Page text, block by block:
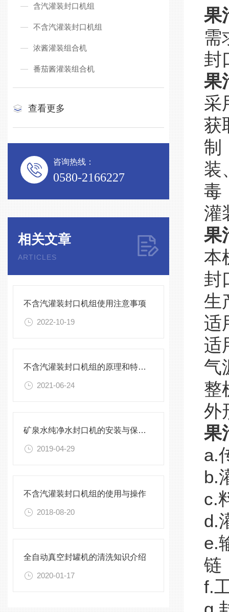
含汽灌装封口机组
不含汽灌装封口机组
浓酱灌装组合机
番茄酱灌装组合机
查看更多
咨询热线：
0580-2166227
相关文章
ARTICLES
不含汽灌装封口机组使用注意事项
2022-10-19
不含汽灌装封口机组的原理和特点介绍
2021-06-24
矿泉水纯净水封口机的安装与保养，不能有一丝的马虎
2019-04-29
不含汽灌装封口机组的使用与操作
2018-08-20
全自动真空封罐机的清洗知识介绍
2020-01-17
果
需
封
果
采
获
制
装
毒
灌
果
本
封
生
适
适
气
整
外
果
a.
b.
c.
d.
e.
链
f.